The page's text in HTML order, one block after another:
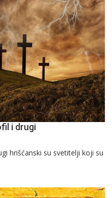
i drugi
hrišćanski su svetitelji koji su